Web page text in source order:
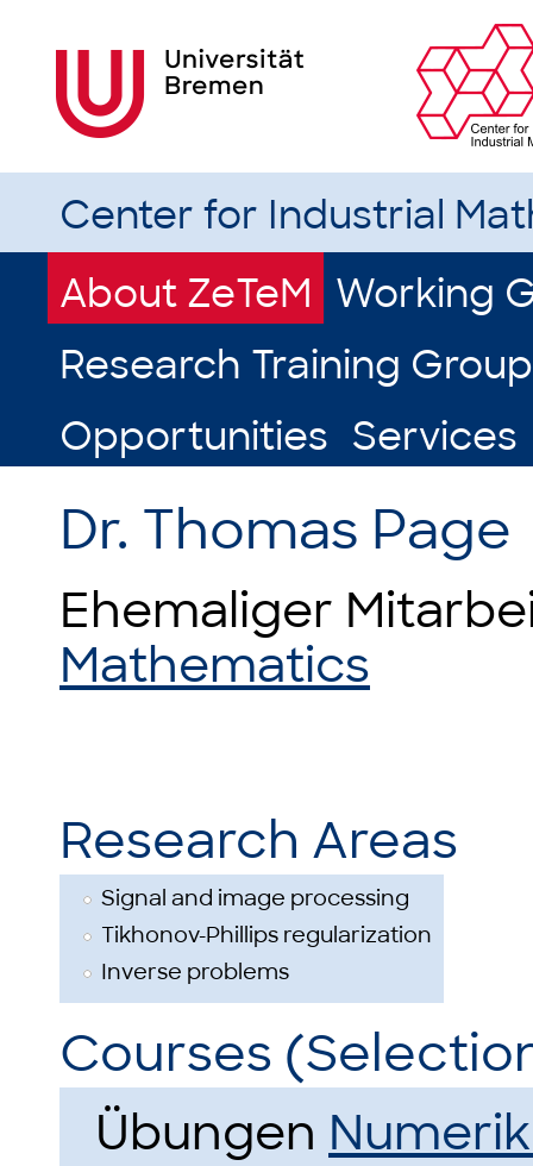
Center for Industrial
About ZeTeM Working
Research Training
Opportunities Services
Dr. Thomas Page
Ehemaliger
Mathematics
Research Areas
Signal and image processing
Tikhonov-Phillips regularization
Inverse problems
Courses
Übungen Numerik